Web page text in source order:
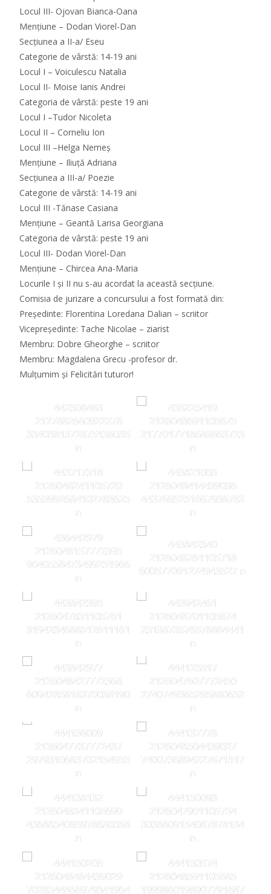
Locul III- Ojovan Bianca-Oana
Mențiune – Dodan Viorel-Dan
Secțiunea a II-a/ Eseu
Categorie de vârstă: 14-19 ani
Locul I – Voiculescu Natalia
Locul II- Moise Ianis Andrei
Categoria de vârstă: peste 19 ani
Locul I –Tudor Nicoleta
Locul II – Corneliu Ion
Locul III –Helga Nemeș
Mențiune – Iliuță Adriana
Secțiunea a III-a/ Poezie
Categorie de vârstă: 14-19 ani
Locul III -Tănase Casiana
Mențiune – Geantă Larisa Georgiana
Categoria de vârstă: peste 19 ani
Locul III- Dodan Viorel-Dan
Mențiune – Chircea Ana-Maria
Locurile I și II nu s-au acordat la această secțiune.
Comisia de jurizare a concursului a fost formată din:
Președinte: Florentina Loredana Dalian – scriitor
Vicepreședinte: Tache Nicolae – ziarist
Membru: Dobre Gheorghe – scriitor
Membru: Magdalena Grecu -profesor dr.
Mulțumim și Felicitări tuturor!
442508463
2127882660922278
3340381372875138035
n
436225419
2126048691105675
2177017718689863723
n
443717318
2126048241105720
5353992684102783625
n
443821003
2126048414439036
4437695251667936782
n
436442979
2126048157772395
9040558473499251966
n
443842340
2126048261105718
600577091274943527 n
443842395
2126047831105761
3194234688512611161
n
443942461
2126048701105674
2313873576578864441
n
443842977
2126048427772368
6094285818370038190
n
444125517
2126047607772450
2740749365295880652
n
444136009
2126047737772437
2979310683702154955
n
444137778
2126048504439027
7400736894227671317
n
444138132
2126048541105690
4368854093978630358
n
444150093
2126047901105754
3038609154087878134
n
444150205
2126048484439029
7028544866979341964
444150574
2126048591105685
1999860198907791687